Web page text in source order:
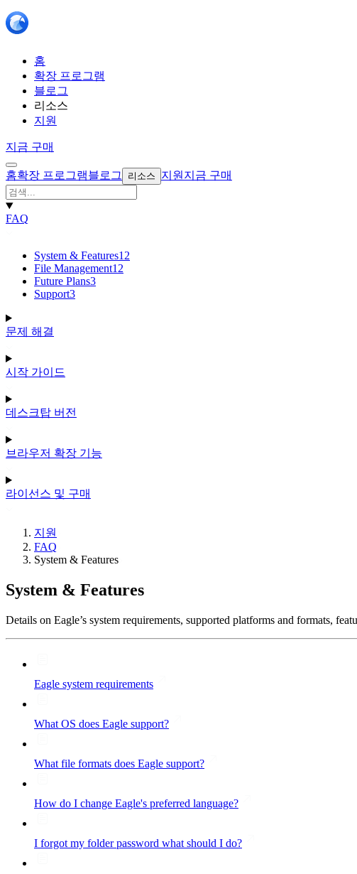
홈
확장 프로그램
블로그
리소스
지원
지금 구매
홈확장 프로그램블로그 리소스 지원 지금 구매
FAQ
System & Features12
File Management12
Future Plans3
Support3
문제 해결
시작 가이드
데스크탑 버전
브라우저 확장 기능
라이선스 및 구매
지원
FAQ
System & Features
System & Features
Details on Eagle’s system requirements, supported platforms and formats,
Eagle system requirements
What OS does Eagle support?
What file formats does Eagle support?
How do I change Eagle's preferred language?
I forgot my folder password what should I do?